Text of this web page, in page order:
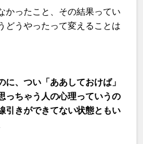
かったこと、その結果ってい
どうやったって変えることは
、つい「ああしておけば」
っちゃう人の心理っていうの
引きができてない状態ともい